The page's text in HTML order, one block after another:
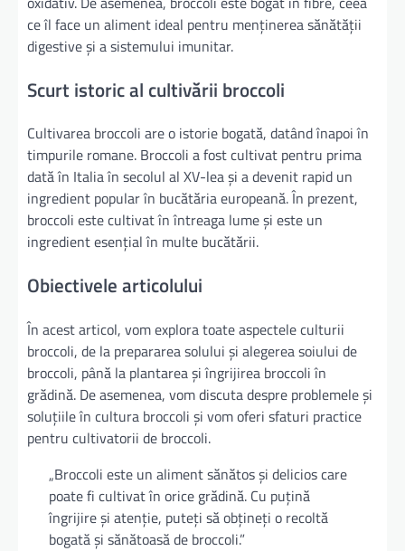
ce îl face un aliment ideal pentru menținerea sănătății
digestive și a sistemului imunitar.
Scurt istoric al cultivării broccoli
Cultivarea broccoli are o istorie bogată, datând înapoi în
timpurile romane. Broccoli a fost cultivat pentru prima
dată în Italia în secolul al XV-lea și a devenit rapid un
ingredient popular în bucătăria europeană. În prezent,
broccoli este cultivat în întreaga lume și este un
ingredient esențial în multe bucătării.
Obiectivele articolului
În acest articol, vom explora toate aspectele culturii
broccoli, de la prepararea solului și alegerea soiului de
broccoli, până la plantarea și îngrijirea broccoli în
grădină. De asemenea, vom discuta despre problemele și
soluțiile în cultura broccoli și vom oferi sfaturi practice
pentru cultivatorii de broccoli.
„Broccoli este un aliment sănătos și delicios care
poate fi cultivat în orice grădină. Cu puțină
îngrijire și atenție, puteți să obțineți o recoltă
bogată și sănătoasă de broccoli.”